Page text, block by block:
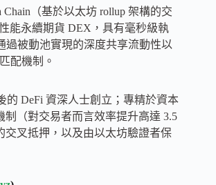
Chain（基於以太坊 rollup 架構的交
能永續期貨 DEX，具有毫秒級執
過被動池實現的深度共享流動性以
配機制。
的 DeFi 資深人士創立；專精於資本
制（對交易者而言效率提升高達 3.5
交叉抵押，以及由以太坊驗證者保